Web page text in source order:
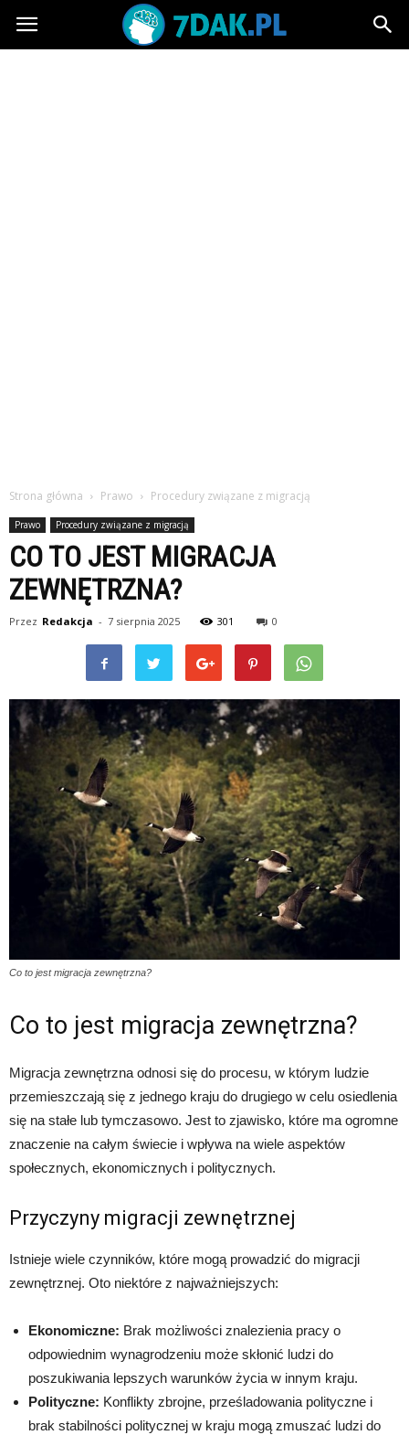
7dak.pl
Strona główna Prawo Procedury związane z migracją
Prawo Procedury związane z migracją
CO TO JEST MIGRACJA
ZEWNĘTRZNA?
Przez Redakcja - 7 sierpnia 2025 301 0
Co to jest migracja zewnętrzna?
Co to jest migracja zewnętrzna?
Migracja zewnętrzna odnosi się do procesu, w którym ludzie
przemieszczają się z jednego kraju do drugiego w celu osiedlenia
się na stałe lub tymczasowo. Jest to zjawisko, które ma ogromne
znaczenie na całym świecie i wpływa na wiele aspektów
społecznych, ekonomicznych i politycznych.
Przyczyny migracji zewnętrznej
Istnieje wiele czynników, które mogą prowadzić do migracji
zewnętrznej. Oto niektóre z najważniejszych:
Ekonomiczne: Brak możliwości znalezienia pracy o
odpowiednim wynagrodzeniu może skłonić ludzi do
poszukiwania lepszych warunków życia w innym kraju.
Polityczne: Konflikty zbrojne, prześladowania polityczne i
brak stabilności politycznej w kraju mogą zmuszać ludzi do